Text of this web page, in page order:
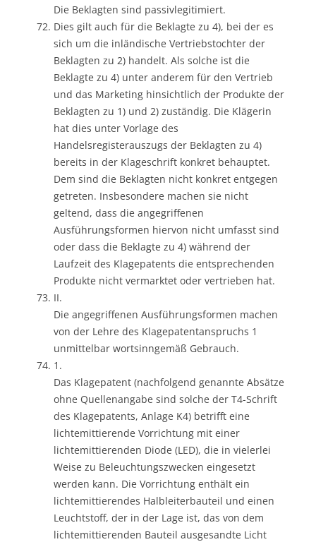
Die Beklagten sind passivlegitimiert.
Dies gilt auch für die Beklagte zu 4), bei der es
sich um die inländische Vertriebstochter der
Beklagten zu 2) handelt. Als solche ist die
Beklagte zu 4) unter anderem für den Vertrieb
und das Marketing hinsichtlich der Produkte der
Beklagten zu 1) und 2) zuständig. Die Klägerin
hat dies unter Vorlage des
Handelsregisterauszugs der Beklagten zu 4)
bereits in der Klageschrift konkret behauptet.
Dem sind die Beklagten nicht konkret entgegen
getreten. Insbesondere machen sie nicht
geltend, dass die angegriffenen
Ausführungsformen hiervon nicht umfasst sind
oder dass die Beklagte zu 4) während der
Laufzeit des Klagepatents die entsprechenden
Produkte nicht vermarktet oder vertrieben hat.
II.
Die angegriffenen Ausführungsformen machen
von der Lehre des Klagepatentanspruchs 1
unmittelbar wortsinngemäß Gebrauch.
1.
Das Klagepatent (nachfolgend genannte Absätze
ohne Quellenangabe sind solche der T4-Schrift
des Klagepatents, Anlage K4) betrifft eine
lichtemittierende Vorrichtung mit einer
lichtemittierenden Diode (LED), die in vielerlei
Weise zu Beleuchtungszwecken eingesetzt
werden kann. Die Vorrichtung enthält ein
lichtemittierendes Halbleiterbauteil und einen
Leuchtstoff, der in der Lage ist, das von dem
lichtemittierenden Bauteil ausgesandte Licht